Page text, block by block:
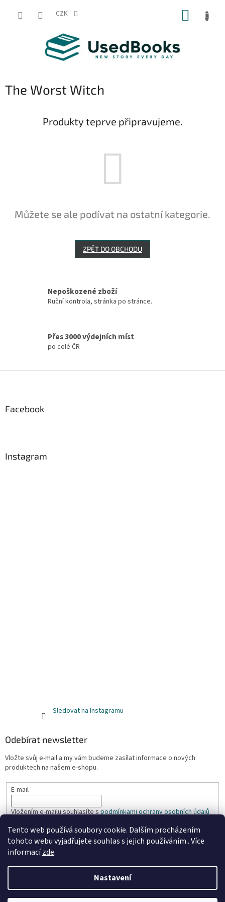
Tento web používá soubory cookie. Dalším procházením
tohoto webu vyjadřujete souhlas s jejich používáním.. Více
informacízde.
Nastavení
CZK
The Worst Witch
Produkty teprve připravujeme.
Můžete se ale podívat na ostatní kategorie.
ZPĚT DO OBCHODU
Nepoškozené zboží
Ruční kontrola, stránka po stránce.
Přes 3000 výdejních míst
po celé ČR
Facebook
Instagram
Sledovat na Instagramu
Odebírat newsletter
Vložte svůj e-mail a my vám budeme zasílat informace o nových
produktech na našem e-shopu.
E-mail
Vložením e-mailu souhlasíte spodmínkami ochrany osobních údajů
PŘIHLÁSIT SE
Vytvořil Shoptet